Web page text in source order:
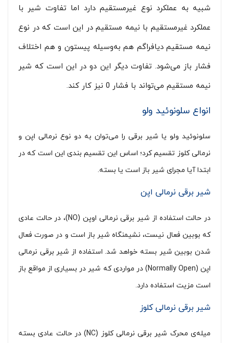
شبیه به عملکرد نوع غیرمستقیم دارد اما تفاوت شیر با
عملکرد غیرمستقیم با نیمه مستقیم در این است که در نوع
نیمه مستقیم دیافراگم هم به‌وسیله پیستون و هم اختلاف
فشار باز می‌شود. تفاوت دیگر این دو در این است که شیر
نیمه مستقیم می‌تواند با فشار 0 نیز کار کند.
انواع سلونوئید ولو
سلونوئید ولو یا شیر برقی را می‌توان به دو نوع نرمالی اپن و
نرمالی کلوز تقسیم کرد؛ اساس این تقسیم بندی این است که در
ابتدا آیا مجرای شیر باز است یا بسته.
شیر برقی نرمالی اپن
در حالت استفاده از شیر برقی نرمالی اوپن (NO)، در حالت عادی
که بوبین فعال نیست، نشیمنگاه شیر باز است و در صورت فعال
شدن بوبین شیر بسته خواهد شد. استفاده از شیر برقی نرمالی
اپن (Normally Open) در مواردی که شیر در بسیاری از مواقع باز
است مزیت استفاده دارد.
شیر برقی نرمالی کلوز
میله‌ی محرک شیر برقی نرمالی کلوز (NC) در حالت عادی بسته